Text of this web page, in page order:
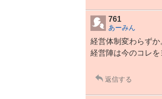
761
あーみん
経営体制変わらずか
経営陣は今のコレ
返信する